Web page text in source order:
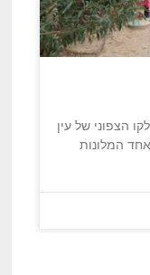
הצפוני של עין
המלונות